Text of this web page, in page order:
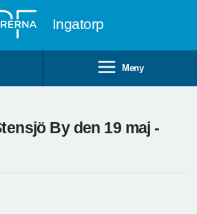
Ingatorp
Meny
By den 19 maj -